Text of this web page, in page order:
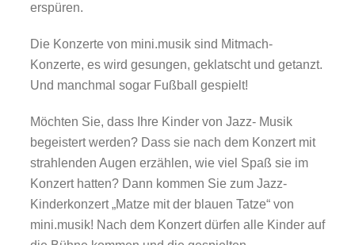
erspüren.
Die Konzerte von mini.musik sind Mitmach-
Konzerte, es wird gesungen, geklatscht und getanzt.
Und manchmal sogar Fußball gespielt!
Möchten Sie, dass Ihre Kinder von Jazz- Musik
begeistert werden? Dass sie nach dem Konzert mit
strahlenden Augen erzählen, wie viel Spaß sie im
Konzert hatten? Dann kommen Sie zum Jazz-
Kinderkonzert „Matze mit der blauen Tatze“ von
mini.musik! Nach dem Konzert dürfen alle Kinder auf